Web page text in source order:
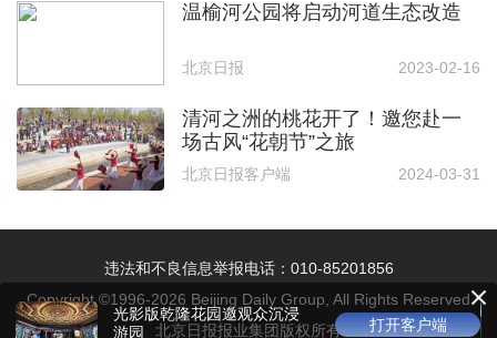
温榆河公园将启动河道生态改造
北京日报 2023-02-16
清河之洲的桃花开了！邀您赴一
场古风“花朝节”之旅
北京日报客户端 2024-03-31
违法和不良信息举报电话：010-85201856
Copyright ©1996-2026 Beijing Daily Group, All Rights Reserved
北京日报报业集团版权所有
光影版乾隆花园邀观众沉浸
游园
打开客户端